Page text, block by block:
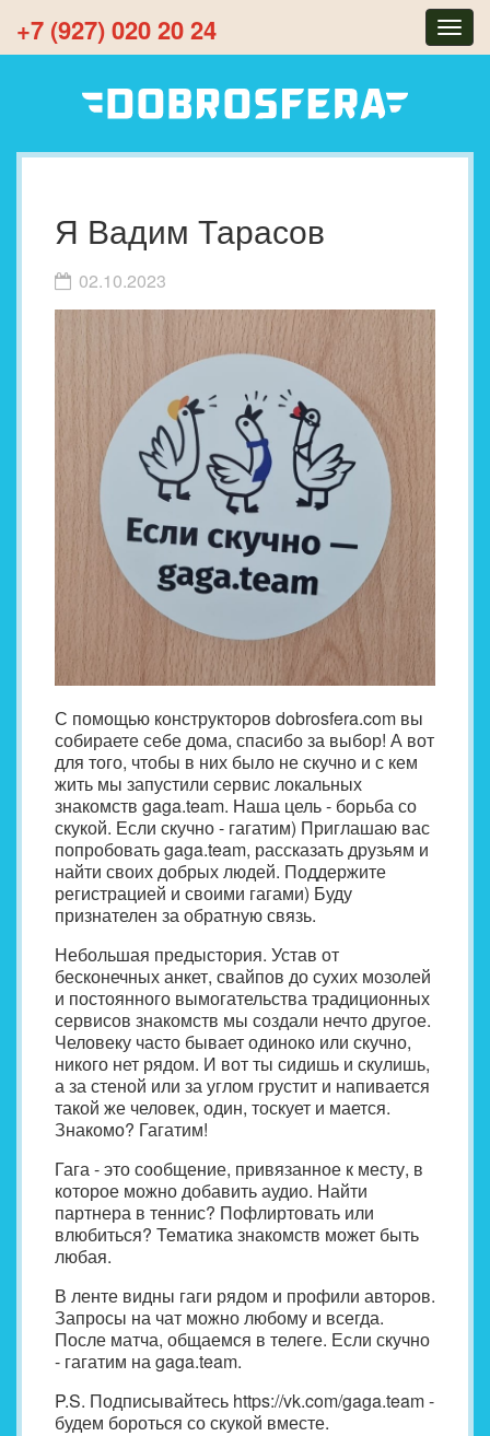
+7 (927) 020 20 24
Я Вадим Тарасов
02.10.2023
С помощью конструкторов dobrosfera.com вы
собираете себе дома, спасибо за выбор! А вот
для того, чтобы в них было не скучно и с кем
жить мы запустили сервис локальных
знакомств gaga.team. Наша цель - борьба со
скукой. Если скучно - гагатим) Приглашаю вас
попробовать gaga.team, рассказать друзьям и
найти своих добрых людей. Поддержите
регистрацией и своими гагами) Буду
признателен за обратную связь.
Небольшая предыстория. Устав от
бесконечных анкет, свайпов до сухих мозолей
и постоянного вымогательства традиционных
сервисов знакомств мы создали нечто другое.
Человеку часто бывает одиноко или скучно,
никого нет рядом. И вот ты сидишь и скулишь,
а за стеной или за углом грустит и напивается
такой же человек, один, тоскует и мается.
Знакомо? Гагатим!
Гага - это сообщение, привязанное к месту, в
которое можно добавить аудио. Найти
партнера в теннис? Пофлиртовать или
влюбиться? Тематика знакомств может быть
любая.
В ленте видны гаги рядом и профили авторов.
Запросы на чат можно любому и всегда.
После матча, общаемся в телеге. Если скучно
- гагатим на gaga.team.
P.S. Подписывайтесь https://vk.com/gaga.team -
будем бороться со скукой вместе.